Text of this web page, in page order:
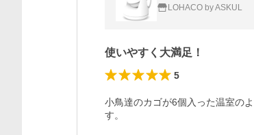
LOHACO by ASKUL
使いやすく大満足！
5
小鳥達のカゴが6個入った温室の
す。